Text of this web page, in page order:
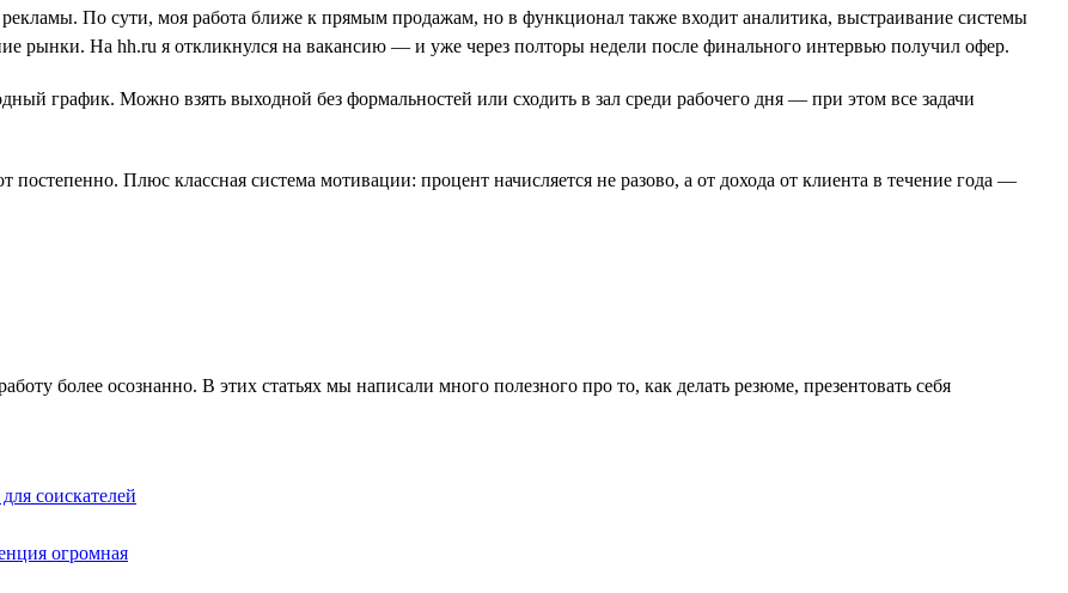
По сути, моя работа ближе к прямым продажам, но в функционал также входит аналитика, выстраивание системы
рынки. На hh.ru я откликнулся на вакансию — и уже через полторы недели после финального интервью получил офер.
график. Можно взять выходной без формальностей или сходить в зал среди рабочего дня — при этом все задачи
постепенно. Плюс классная система мотивации: процент начисляется не разово, а от дохода от клиента в течение года —
более осознанно. В этих статьях мы написали много полезного про то, как делать резюме, презентовать себя
соискателей
огромная